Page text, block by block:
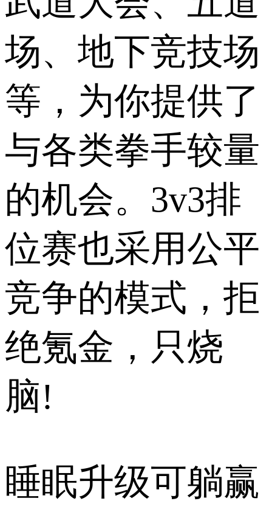
场、地下竞技场
等，为你提供了
与各类拳手较量
的机会。3v3排
位赛也采用公平
竞争的模式，拒
绝氪金，只烧
脑!
睡眠升级可躺赢